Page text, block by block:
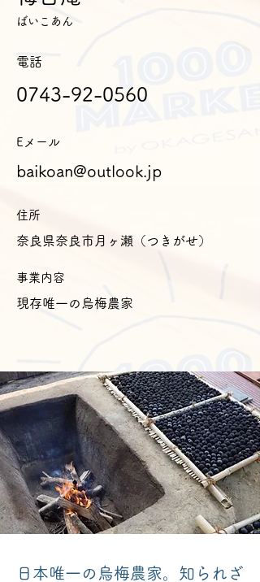
ばいこあん
電話
0743-92-0560
Eメール
baikoan@outlook.jp
住所
奈良県奈良市月ヶ瀬（つきがせ）
事業内容
現存唯一の烏梅農家
日本唯一の烏梅農家。知られざ